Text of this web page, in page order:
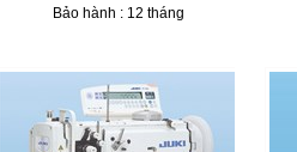
Bảo hành : 12 tháng